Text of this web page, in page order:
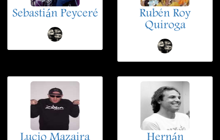
Sebastián Peyceré
Rubén Roy
Quiroga